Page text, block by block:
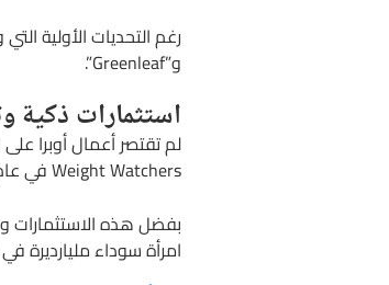
و”Greenleaf”.
استثمارات ذكية
لم تقتصر أعمال أوبرا
Weight Watchers في عام 2015، مما أدى إلى ارتفاع قيمة أسهم الشركة بشكل كبير.
امرأة سوداء مليارديرة في